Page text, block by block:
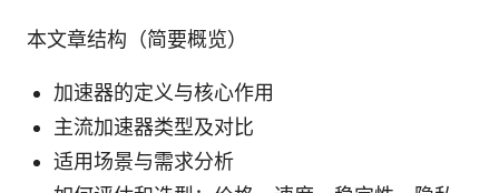
本文章结构（简要概览）
加速器的定义与核心作用
主流加速器类型及对比
适用场景与需求分析